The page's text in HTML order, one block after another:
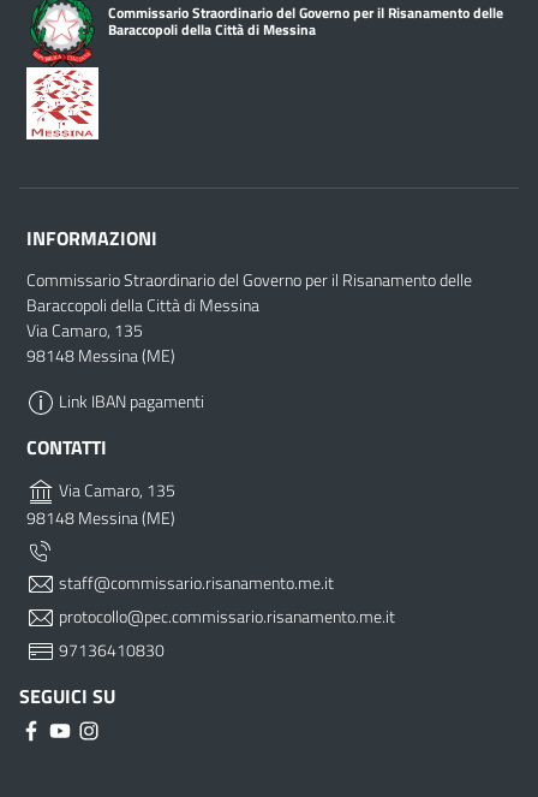
Commissario Straordinario del Governo per il Risanamento delle
Baraccopoli della Città di Messina
INFORMAZIONI
Commissario Straordinario del Governo per il Risanamento delle
Baraccopoli della Città di Messina
Via Camaro, 135
98148 Messina (ME)
Link IBAN pagamenti
CONTATTI
Via Camaro, 135
98148 Messina (ME)
staff@commissario.risanamento.me.it
protocollo@pec.commissario.risanamento.me.it
97136410830
SEGUICI SU